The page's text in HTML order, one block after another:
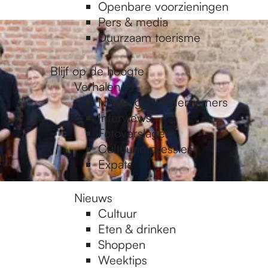
Openbare voorzieningen
Pers & media
Duurzaam toerisme
Blijf op de hoogte
Verhalen
Nijmeegse ondernemers
Interviews
Fotoverslagen
Cultuurimpressies
Expats
Nieuws
Cultuur
Eten & drinken
Shoppen
Weektips